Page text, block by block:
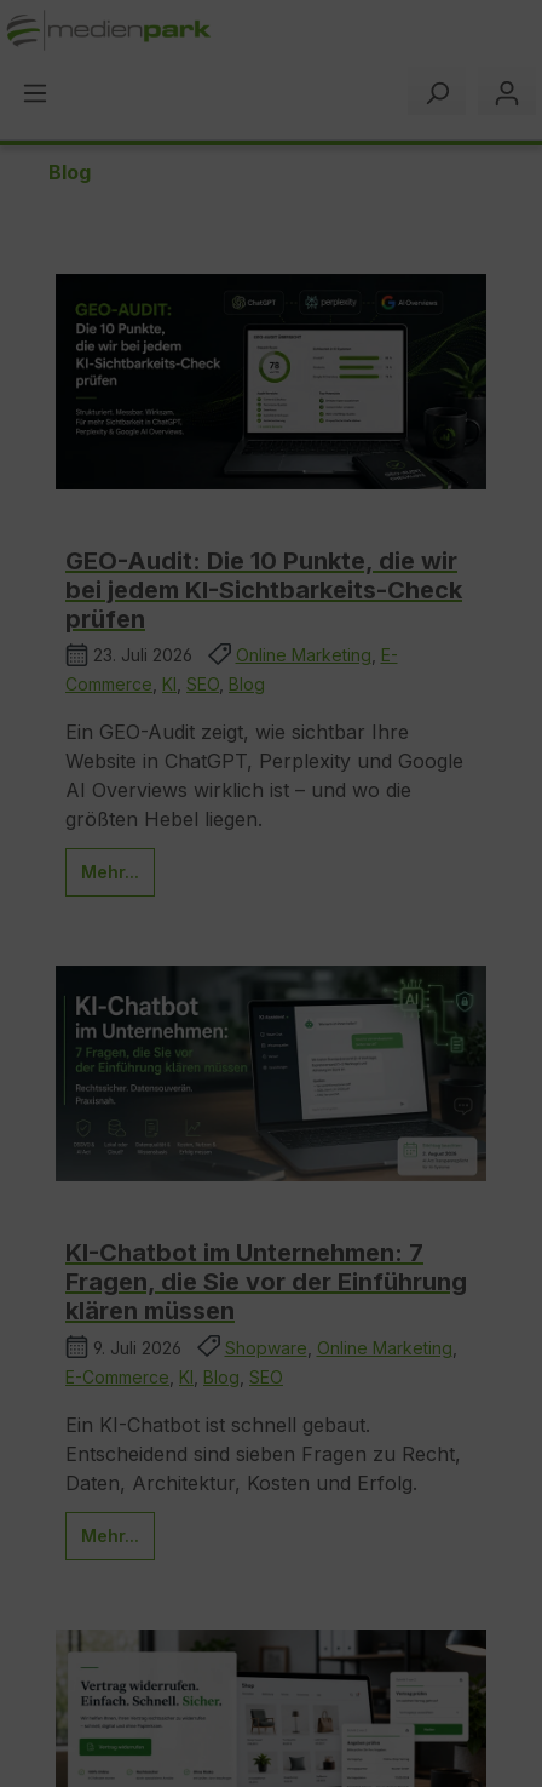
springen
Blog
GEO-Audit: Die 10 Punkte, die wir
bei jedem KI-Sichtbarkeits-Check
prüfen
23. Juli 2026 Online Marketing E-
Commerce KI SEO Blog
Ein GEO-Audit zeigt, wie sichtbar Ihre
Website in ChatGPT, Perplexity und Google
AI Overviews wirklich ist – und wo die
größten Hebel liegen.
Mehr...
KI-Chatbot im Unternehmen: 7
Fragen, die Sie vor der Einführung
klären müssen
9. Juli 2026 Shopware Online Marketing
E-Commerce KI Blog SEO
Ein KI-Chatbot ist schnell gebaut.
Entscheidend sind sieben Fragen zu Recht,
Daten, Architektur, Kosten und Erfolg.
Mehr...